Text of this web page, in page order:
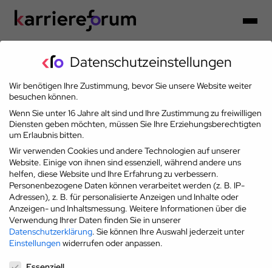
Partner der Karriereoffensive 2026
Datenschutzeinstellungen
Wir benötigen Ihre Zustimmung, bevor Sie unsere Website weiter
besuchen können.
Wenn Sie unter 16 Jahre alt sind und Ihre Zustimmung zu freiwilligen
Diensten geben möchten, müssen Sie Ihre Erziehungsberechtigten
um Erlaubnis bitten.
Wir verwenden Cookies und andere Technologien auf unserer
Website. Einige von ihnen sind essenziell, während andere uns
helfen, diese Website und Ihre Erfahrung zu verbessern.
Personenbezogene Daten können verarbeitet werden (z. B. IP-
Adressen), z. B. für personalisierte Anzeigen und Inhalte oder
Anzeigen- und Inhaltsmessung. Weitere Informationen über die
Verwendung Ihrer Daten finden Sie in unserer
Datenschutzerklärung. Sie können Ihre Auswahl jederzeit unter
Einstellungen widerrufen oder anpassen.